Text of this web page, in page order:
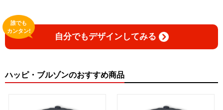
自分でもデザインしてみる
誰でも
カンタン!
ハッピ・ブルゾンのおすすめ商品